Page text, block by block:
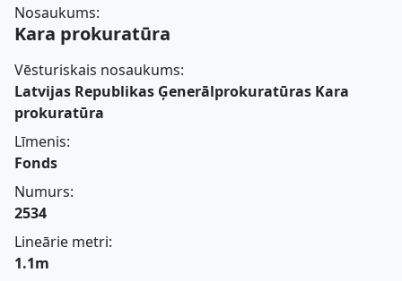
Nosaukums:
Kara prokuratūra
Vēsturiskais nosaukums:
Latvijas Republikas Ģenerālprokuratūras Kara
prokuratūra
Līmenis:
Fonds
Numurs:
2534
Lineārie metri:
1.1m